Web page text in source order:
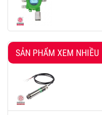
SẢN PHẨM XEM NHIỀU